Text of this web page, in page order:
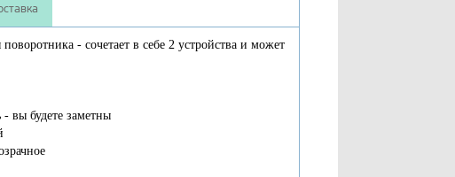
- сочетает в себе 2 устройства и может
вы будете заметны